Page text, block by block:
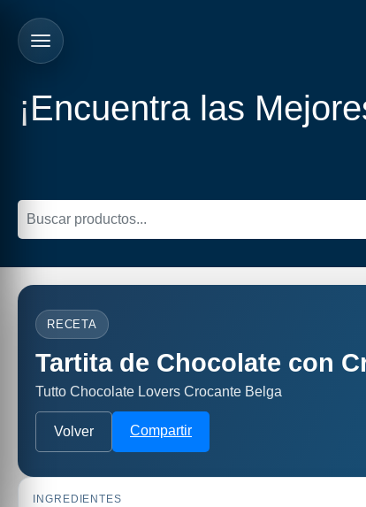
¡Encuentra las
RECETA
Tartita de Chocolate con
Tutto Chocolate Lovers Crocante Belga
Volver Compartir
INGREDIENTES